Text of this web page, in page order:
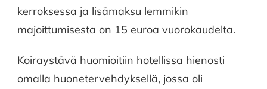
kerroksessa ja lisämaksu lemmikin
majoittumisesta on 15 euroa vuorokaudelta.
Koiraystävä huomioitiin hotellissa hienosti
omalla huonetervehdyksellä, jossa oli